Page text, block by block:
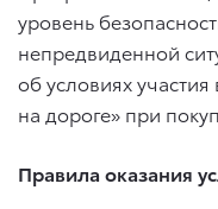
уровень
непредвиденной
об условиях
на дороге» при
Правила оказания